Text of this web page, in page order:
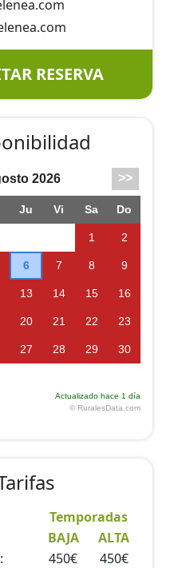
RESERVA
Temporadas
BAJA
ALTA
450€
450€